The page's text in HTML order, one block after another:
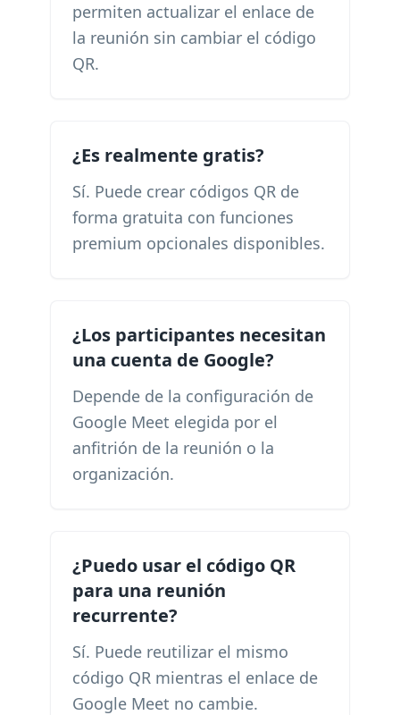
permiten actualizar el enlace de
la reunión sin cambiar el código
QR.
¿Es realmente gratis?
Sí. Puede crear códigos QR de
forma gratuita con funciones
premium opcionales disponibles.
¿Los participantes necesitan
una cuenta de Google?
Depende de la configuración de
Google Meet elegida por el
anfitrión de la reunión o la
organización.
¿Puedo usar el código QR
para una reunión
recurrente?
Sí. Puede reutilizar el mismo
código QR mientras el enlace de
Google Meet no cambie.